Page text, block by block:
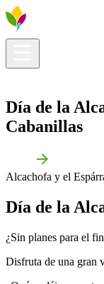
Día de la
Cabanillas
Alcachofa y el
Día de la
¿Sin planes para el
Disfruta de una gran